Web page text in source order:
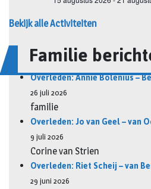
Bekijk alle Activiteiten
Familie
Overleden: Annie Bolenius –
26 juli 2026
familie
Overleden: Jo van Geel – van
9 juli 2026
Corine van Strien
Overleden: Riet Scheij – van
29 juni 2026